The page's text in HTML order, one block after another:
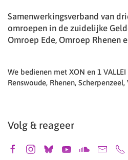
Samenwerkingsverband van
omroepen in de zuidelijke
Omroep Ede, Omroep Rhenen
We bedienen met XON en 1
Renswoude, Rhenen,
Volg & reageer